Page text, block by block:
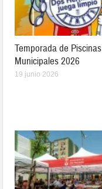
Temporada de Piscinas
Municipales 2026
19 junio 2026